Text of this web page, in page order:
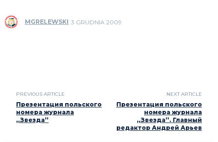
MGRELEWSKI 3 GRUDNIA 2009
PREVIOUS ARTICLE
Презентация польского
номера журнала
„Звезда”
NEXT ARTICLE
Презентация польского
номера журнала
„Звезда”. Главный
редактор Андрей Арьев